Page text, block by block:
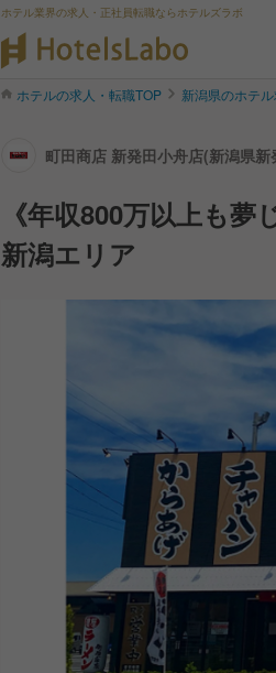
ホテル業界の求人・正社員転職ならホテルズラボ
ホテルの求人・転職TOP 新潟県のホテル
町田商店 新発田小舟店(新潟県
《年収800万以上も
新潟エリア